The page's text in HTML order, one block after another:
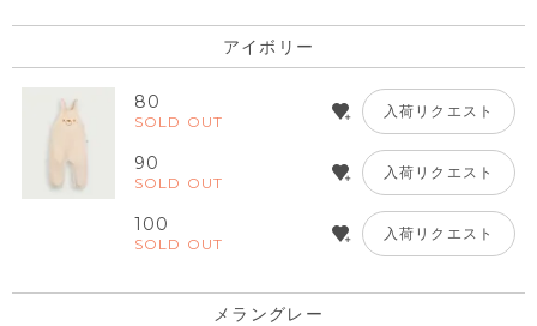
アイボリー
80
SOLD OUT
入荷リクエスト
90
SOLD OUT
入荷リクエスト
100
SOLD OUT
入荷リクエスト
メラングレー